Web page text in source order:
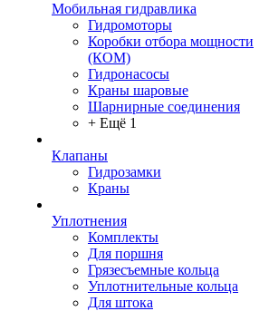
Мобильная гидравлика
Гидромоторы
Коробки отбора мощности
(КОМ)
Гидронасосы
Краны шаровые
Шарнирные соединения
+ Ещё 1
Клапаны
Гидрозамки
Краны
Уплотнения
Комплекты
Для поршня
Грязесъемные кольца
Уплотнительные кольца
Для штока